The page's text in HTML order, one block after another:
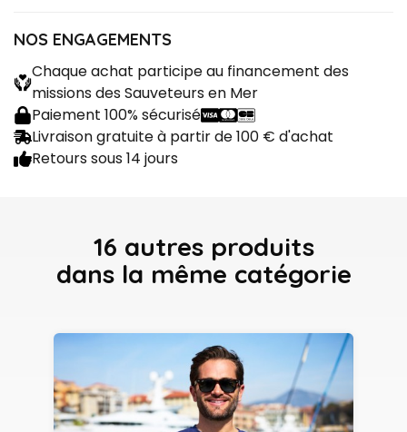
Caractéristiques :
Doudoune réversible
Matière : 100 % polyester
Patch brodé "Les Sauveteurs en mer" sur la poitrine
NOS ENGAGEMENTS
Chaque achat participe au financement des
missions des Sauveteurs en Mer
Paiement 100% sécurisé
Livraison gratuite à partir de 100 € d'achat
Retours sous 14 jours
16 autres produits
dans la même catégorie